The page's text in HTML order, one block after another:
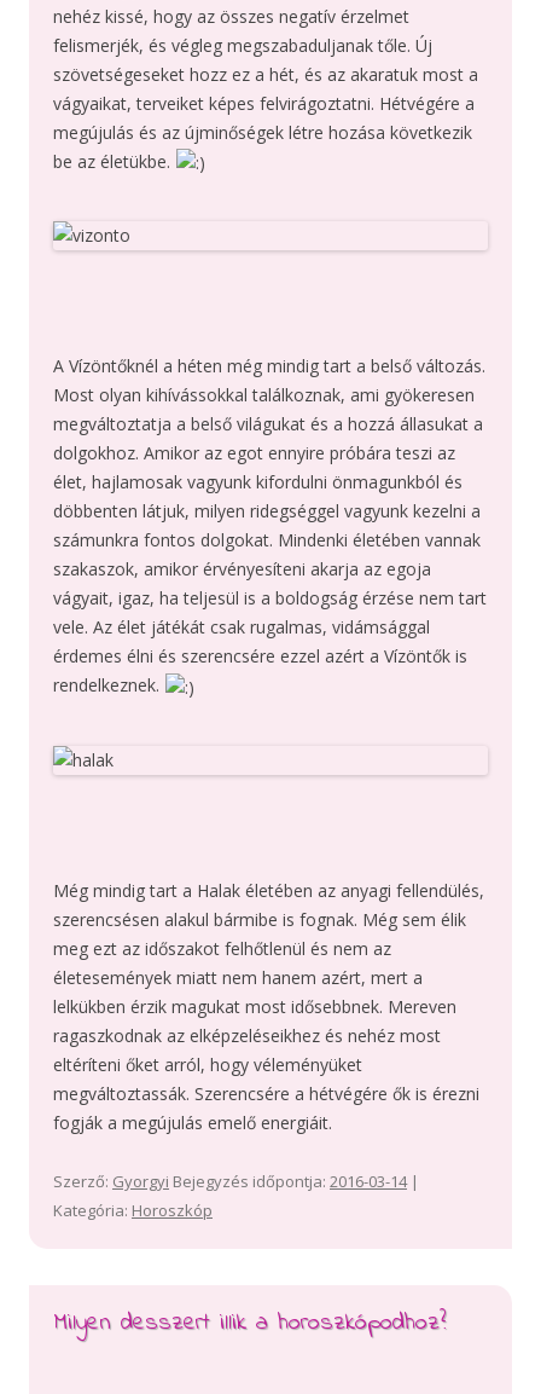
nehéz kissé, hogy az összes negatív érzelmet
felismerjék, és végleg megszabaduljanak tőle. Új
szövetségeseket hozz ez a hét, és az akaratuk most a
vágyaikat, terveiket képes felvirágoztatni. Hétvégére a
megújulás és az újminőségek létre hozása következik
be az életükbe.
A Vízöntőknél a héten még mindig tart a belső változás.
Most olyan kihívássokkal találkoznak, ami gyökeresen
megváltoztatja a belső világukat és a hozzá állasukat a
dolgokhoz. Amikor az egot ennyire próbára teszi az
élet, hajlamosak vagyunk kifordulni önmagunkból és
döbbenten látjuk, milyen ridegséggel vagyunk kezelni a
számunkra fontos dolgokat. Mindenki életében vannak
szakaszok, amikor érvényesíteni akarja az egoja
vágyait, igaz, ha teljesül is a boldogság érzése nem tart
vele. Az élet játékát csak rugalmas, vidámsággal
érdemes élni és szerencsére ezzel azért a Vízöntők is
rendelkeznek.
Még mindig tart a Halak életében az anyagi fellendülés,
szerencsésen alakul bármibe is fognak. Még sem élik
meg ezt az időszakot felhőtlenül és nem az
életesemények miatt nem hanem azért, mert a
lelkükben érzik magukat most idősebbnek. Mereven
ragaszkodnak az elképzeléseikhez és nehéz most
eltéríteni őket arról, hogy véleményüket
megváltoztassák. Szerencsére a hétvégére ők is érezni
fogják a megújulás emelő energiáit.
Szerző: Gyorgyi Bejegyzés időpontja: 2016-03-14|
Kategória: Horoszkóp
Milyen desszert illik a horoszkópodhoz?